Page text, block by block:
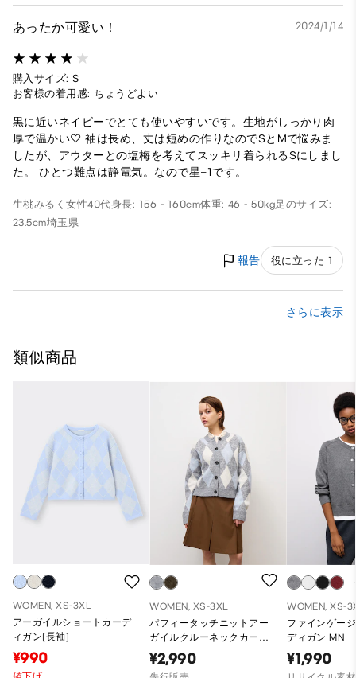
あったか可愛い！ 2024/1/14
購入サイズ: S
お客様の着用感: ちょうどよい
黒に近いネイビーでとても使いやすいです。生地がしっかり肉
厚で温かい♡ 袖は長め、丈は短めの作りなのでSとMで悩みま
したが、アウターとの塩梅を考えてスッキリ着られるSにしまし
た。 ひとつ難点は静電気。なので星−1です。
生桃みるく女性40代身長: 156 - 160cm体重: 46 - 50kg足のサイズ:
23.5cm埼玉県
報告 役に立った 1
さらに表示
類似商品
WOMEN, XS-3XL
アーガイルショートカーデ
ィガン(長袖)
¥990
WOMEN, XS-3XL
パフィータッチニットアー
ガイルクルーネックカーデ
ィガン CL
¥2,990
WOMEN, XS-
ファインゲー
ディガン MN
¥1,990